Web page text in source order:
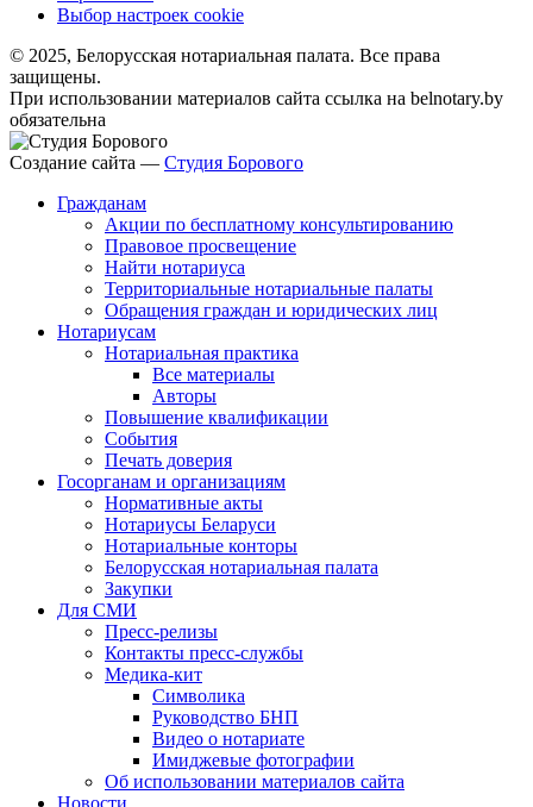
Выбор настроек cookie
© 2025, Белорусская нотариальная палата. Все права
защищены.
При использовании материалов сайта ссылка на belnotary.by
обязательна
Создание сайта — Студия Борового
Гражданам
Акции по бесплатному консультированию
Правовое просвещение
Найти нотариуса
Территориальные нотариальные палаты
Обращения граждан и юридических лиц
Нотариусам
Нотариальная практика
Все материалы
Авторы
Повышение квалификации
События
Печать доверия
Госорганам и организациям
Нормативные акты
Нотариусы Беларуси
Нотариальные конторы
Белорусская нотариальная палата
Закупки
Для СМИ
Пресс-релизы
Контакты пресс-службы
Медика-кит
Символика
Руководство БНП
Видео о нотариате
Имиджевые фотографии
Об использовании материалов сайта